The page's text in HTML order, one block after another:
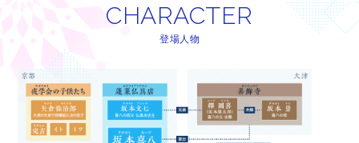
CHARACTER
CHARACTER
登場人物